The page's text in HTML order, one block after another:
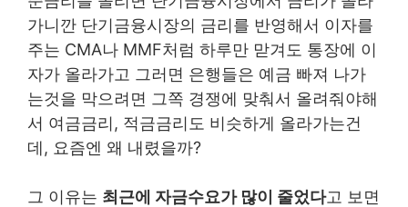
가니깐 단기금융시장의 금리를 반영해서 이자를
주는 CMA나 MMF처럼 하루만 맏겨도 통장에 이
자가 올라가고 그러면 은행들은 예금 빠져 나가
는것을 막으려면 그쪽 경쟁에 맞춰서 올려줘야해
서 여금금리, 적금금리도 비슷하게 올라가는건
데, 요즘엔 왜 내렸을까?
그 이유는 최근에 자금수요가 많이 줄었다고 보면